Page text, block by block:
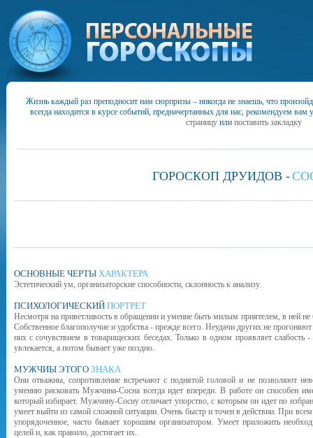
Жизнь каждый раз преподносит нам сюрпризы – никогда не знаешь, что
всегда находится в курсе событий, предначертанных для нас, рекомендуем вам
страницу или поставить закладку
ГОРОСКОП ДРУИДОВ -
ОСНОВНЫЕ ЧЕРТЫ ХАРАКТЕРА
Эстетический ум, организаторские способности, склонность к анализу.
ПСИХОЛОГИЧЕСКИЙ ПОРТРЕТ
Несмотря на приветливость в обращении и умение быть милым приятелем, в ней
Собственное благополучие и удобства - прежде всего. Неудачи других не
них с сочувствием в товарищеских беседах. Только в одном проявляет
увлекается, а потом бывает уже поздно.
МУЖЧИЫ ЭТОГО ЗНАКА
Они отважны, сопротивление встречают с поднятой головой и не позволяют
умению рисковать Мужчина-Сосна всегда идет впереди. В работе он способен
который избирает. Мужчину-Сосну отличает упорство, с которым он идет по
умеет выйти из самой сложной ситуации. Очень быстр и точен в действии. При
упорядоченное, часто бывает хорошим организатором. Умеет приложить
целей и, как правило, достигает их.